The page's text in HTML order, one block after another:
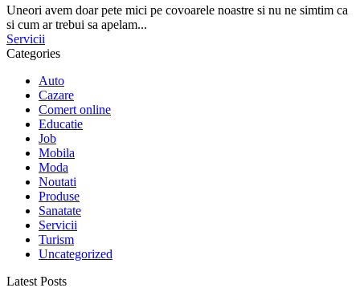
Uneori avem doar pete mici pe covoarele noastre si nu ne simtim ca
si cum ar trebui sa apelam...
Servicii
Categories
Auto
Cazare
Comert online
Educatie
Job
Mobila
Moda
Noutati
Produse
Sanatate
Servicii
Turism
Uncategorized
Latest Posts